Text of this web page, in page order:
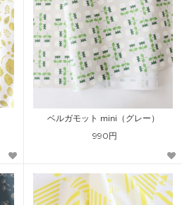
ベルガモット mini（グレー）
990円